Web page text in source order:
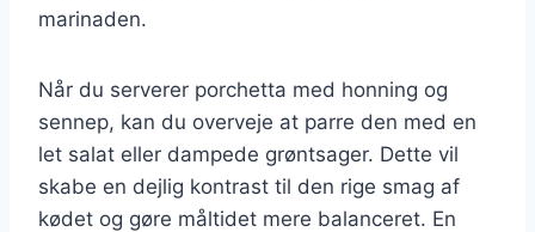
marinaden.
Når du serverer porchetta med honning og
sennep, kan du overveje at parre den med en
let salat eller dampede grøntsager. Dette vil
skabe en dejlig kontrast til den rige smag af
kødet og gøre måltidet mere balanceret. En